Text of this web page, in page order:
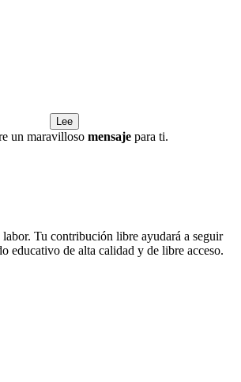
Lee
un maravilloso mensajepara ti.
labor. Tu contribución libre ayudará a seguir
educativo de alta calidad y de libre acceso.